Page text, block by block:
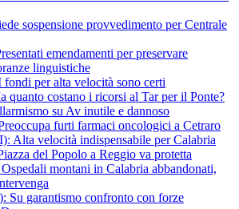
sospensione provvedimento per Centrale
emendamenti per preservare
linguistiche
per alta velocità sono certi
quanto costano i ricorsi al Tar per il Ponte?
su Av inutile e dannoso
furti farmaci oncologici a Cetraro
Alta velocità indispensabile per Calabria
del Popolo a Reggio va protetta
montani in Calabria abbandonati,
Su garantismo confronto con forze